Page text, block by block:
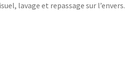
lavage et repassage sur l’envers.